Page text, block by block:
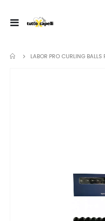
Toggle
LABOR PRO CURLING